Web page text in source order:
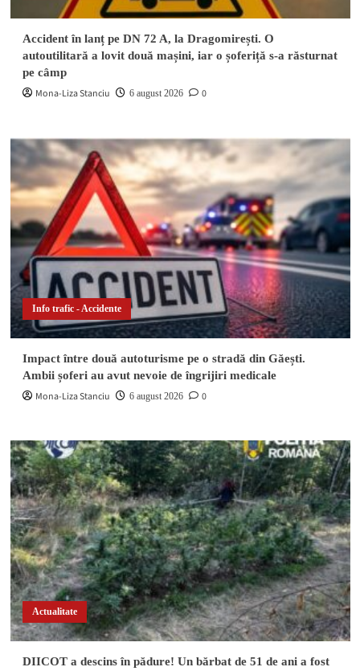
Accident în lanț pe DN 72 A, la Dragomirești. O
autoutilitară a lovit două mașini, iar o șoferiță s-a răsturnat
pe câmp
Mona-Liza Stanciu 6 august 2026 0
Info trafic - Accidente
Impact între două autoturisme pe o stradă din Găești.
Ambii șoferi au avut nevoie de îngrijiri medicale
Mona-Liza Stanciu 6 august 2026 0
Actualitate
DIICOT a descins în pădure! Un bărbat de 51 de ani a fost